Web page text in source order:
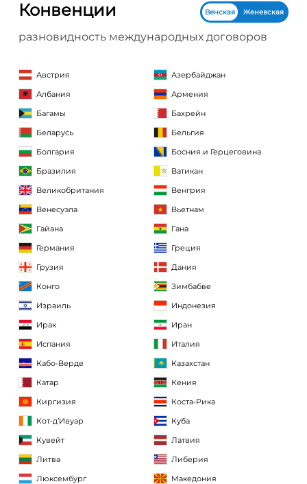
Конвенции
разновидность международных договоров
Венская Женевская
Австрия
Азербайджан
Албания
Армения
Багамы
Бахрейн
Беларусь
Бельгия
Болгария
Босния и Герцеговина
Бразилия
Ватикан
Великобритания
Венгрия
Венесуэла
Вьетнам
Гайана
Гана
Германия
Греция
Грузия
Дания
Конго
Зимбабве
Израиль
Индонезия
Ирак
Иран
Испания
Италия
Кабо-Верде
Казахстан
Катар
Кения
Киргизия
Коста-Рика
Кот-д’Ивуар
Куба
Кувейт
Латвия
Литва
Либерия
Люксембург
Македония